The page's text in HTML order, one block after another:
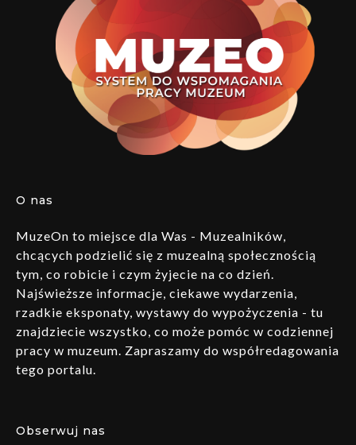
O nas
MuzeOn to miejsce dla Was - Muzealników,
chcących podzielić się z muzealną społecznością
tym, co robicie i czym żyjecie na co dzień.
Najświeższe informacje, ciekawe wydarzenia,
rzadkie eksponaty, wystawy do wypożyczenia - tu
znajdziecie wszystko, co może pomóc w codziennej
pracy w muzeum. Zapraszamy do współredagowania
tego portalu.
Obserwuj nas